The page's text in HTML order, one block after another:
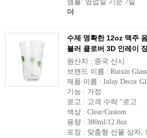
샘플: 영업일 기준 7일
더
수제 명확한 12oz 맥주
블러 클로버 3D 인레이
원산지 : 중국 산시
브랜드 이름 : Ruixin Glass
제품 이름 : Inlay Decor
기능 : 가정
로고 : 고객 수락 "로고
색상 : Clear/Custom
용량 : 380ml/12.8oz
포장 : 맞춤형 선물 상자,